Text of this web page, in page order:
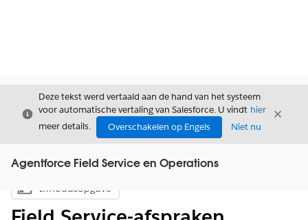
Sluiten
Deze tekst werd vertaald aan de hand van het systeem
voor automatische vertaling van Salesforce. U vindt hier
meer details.
Overschakelen op Engels Niet nu
Sluiten
Agentforce Field Service en Operations
Inhoudsopgave weergeven
Inhoudsopgave